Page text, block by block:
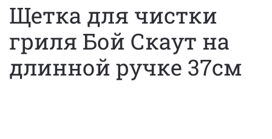
Щетка для чистки
гриля Бой Скаут на
длинной ручке 37см